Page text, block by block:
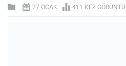
27 OCAK 411 KEZ